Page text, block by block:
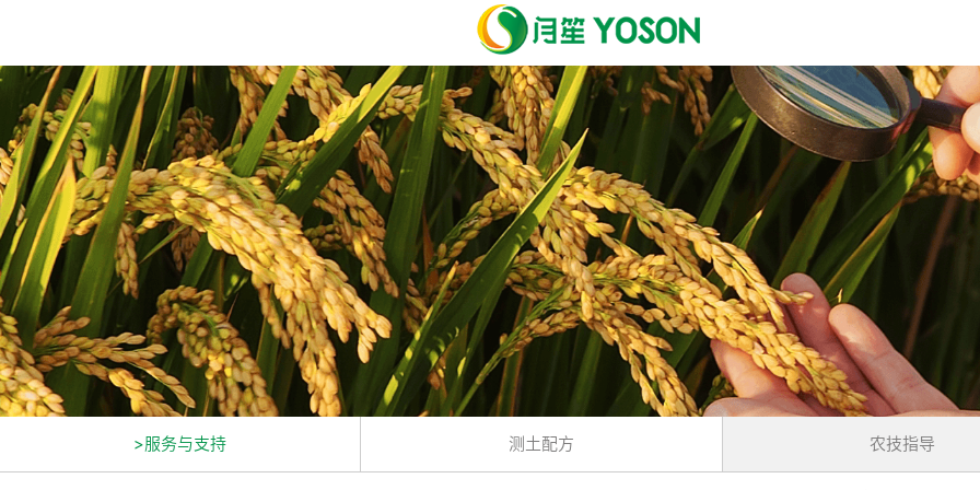
>服务与支持 测土配方 农技指导